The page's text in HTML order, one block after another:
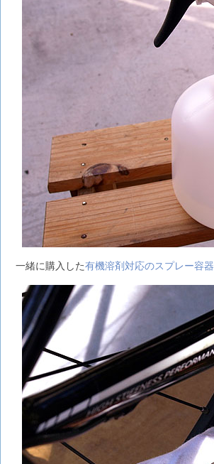
一緒に購入した有機溶剤対応のスプレー容器